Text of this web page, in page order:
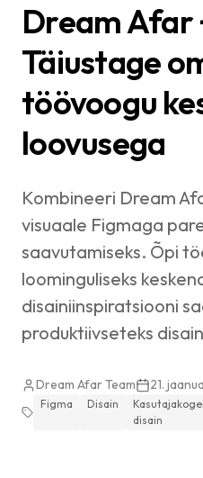
Dream Afar
Täiustage
töövoogu
loovusega
Kombineeri Dream
visuaale Figmaga
saavutamiseks. Õpi
loominguliseks
disainiinspiratsiooni
produktiivseteks
Dream Afar Team 21.
Figma Disain
disain